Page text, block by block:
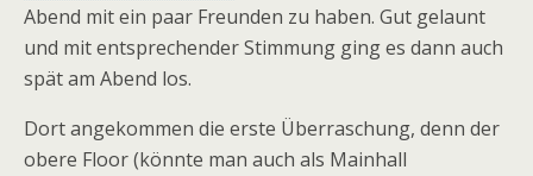
Abend mit ein paar Freunden zu haben. Gut gelaunt
und mit entsprechender Stimmung ging es dann auch
spät am Abend los.
Dort angekommen die erste Überraschung, denn der
obere Floor (könnte man auch als Mainhall